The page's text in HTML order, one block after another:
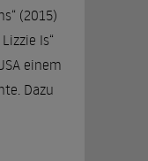
(2015)
Is“
einem
Dazu